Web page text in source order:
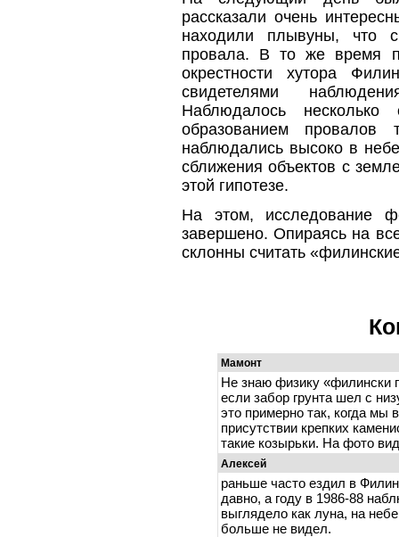
рассказали очень
находили плывуны, что
провала. В то же время
окрестности хутора
свидетелями
Наблюдалось
образованием
наблюдались высоко в
сближения объектов с
этой гипотезе.
На этом, исследование
завершено. Опираясь на
склонны считать
Мамонт
Не знаю физику «филински
если забор грунта шел с
это примерно так, когда
присутствии крепких
такие козырьки. На фото
Алексей
раньше часто ездил в
давно, а году в 1986-88
выглядело как луна, на
больше не видел.